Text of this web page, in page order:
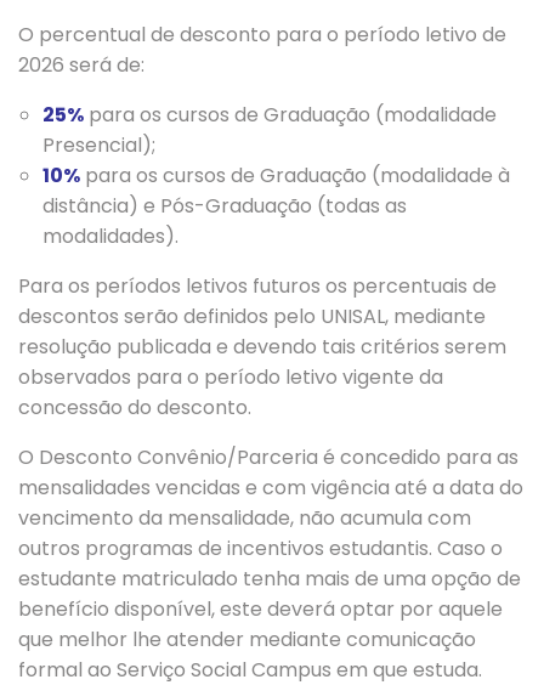
O percentual de desconto para o período letivo de
2026 será de:
25% para os cursos de Graduação (modalidade
Presencial);
10% para os cursos de Graduação (modalidade à
distância) e Pós-Graduação (todas as
modalidades).
Para os períodos letivos futuros os percentuais de
descontos serão definidos pelo UNISAL, mediante
resolução publicada e devendo tais critérios serem
observados para o período letivo vigente da
concessão do desconto.
O Desconto Convênio/Parceria é concedido para as
mensalidades vencidas e com vigência até a data do
vencimento da mensalidade, não acumula com
outros programas de incentivos estudantis. Caso o
estudante matriculado tenha mais de uma opção de
benefício disponível, este deverá optar por aquele
que melhor lhe atender mediante comunicação
formal ao Serviço Social Campus em que estuda.